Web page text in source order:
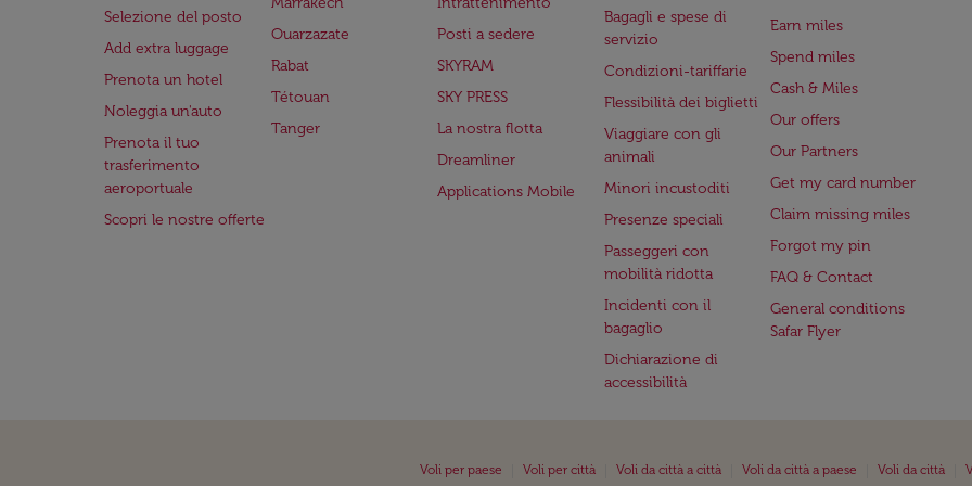
Selezione del posto
Add extra luggage
Prenota un hotel
Noleggia un'auto
Prenota il tuo
trasferimento
aeroportuale
Scopri le nostre offerte
Ouarzazate
Rabat
Tétouan
Tanger
Posti a sedere
SKYRAM
SKY PRESS
La nostra flotta
Dreamliner
Applications Mobile
Bagagli e spese di
servizio
Condizioni-tariffarie
Flessibilità dei biglietti
Viaggiare con gli
animali
Minori incustoditi
Presenze speciali
Passeggeri con
mobilità ridotta
Incidenti con il
bagaglio
Dichiarazione di
accessibilità
Earn miles
Spend miles
Cash & Miles
Our offers
Our Partners
Get my card number
Claim missing miles
Forgot my pin
FAQ & Contact
General conditions
Safar Flyer
Voli per paese Voli per città Voli da città a città Voli da città a paese Voli da città